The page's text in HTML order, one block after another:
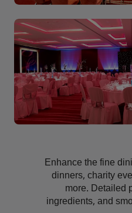
Enhance the fine
dinners, charity
more. Detailed
ingredients, and